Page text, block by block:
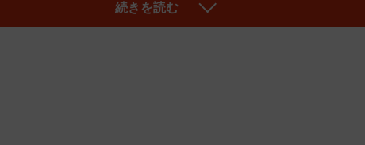
続きを読む